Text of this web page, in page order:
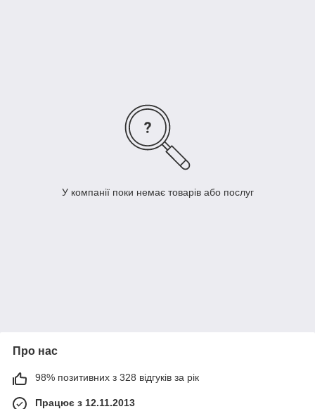
У компанії поки немає товарів або послуг
Про нас
98% позитивних з 328 відгуків за рік
Працює з 12.11.2013